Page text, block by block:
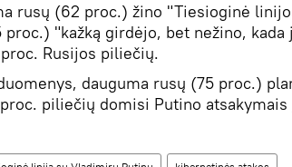
rusų (62 proc.) žino "Tiesioginė
"kažką girdėjo, bet nežino, kada
Rusijos piliečių.
dauguma rusų (75 proc.)
piliečių domisi Putino atsakymais